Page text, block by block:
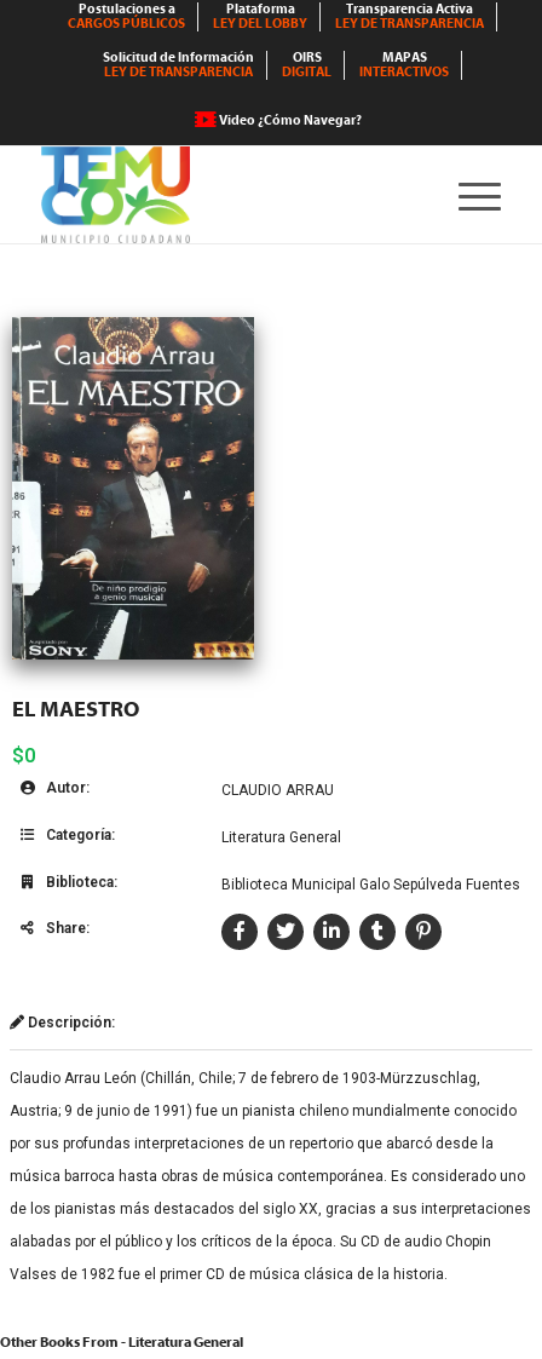
Postulaciones a
CARGOS PÚBLICOS
Plataforma
LEY DEL LOBBY
Transparencia Activa
LEY DE TRANSPARENCIA
Solicitud de Información
LEY DE TRANSPARENCIA
OIRS
DIGITAL
MAPAS
INTERACTIVOS
Video ¿Cómo Navegar?
EL MAESTRO
$0
Autor: CLAUDIO ARRAU
Categoría: Literatura General
Biblioteca: Biblioteca Municipal Galo Sepúlveda Fuentes
Share:
Descripción:
Claudio Arrau León (Chillán, Chile; 7 de febrero de 1903-Mürzzuschlag,
Austria; 9 de junio de 1991) fue un pianista chileno mundialmente conocido
por sus profundas interpretaciones de un repertorio que abarcó desde la
música barroca hasta obras de música contemporánea. Es considerado uno
de los pianistas más destacados del siglo XX, gracias a sus interpretaciones
alabadas por el público y los críticos de la época.​ Su CD de audio Chopin
Valses de 1982 fue el primer CD de música clásica de la historia.
Other Books From - Literatura General